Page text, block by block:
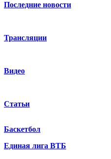
Последние новости
Трансляции
Видео
Статьи
Баскетбол
Единая лига ВТБ